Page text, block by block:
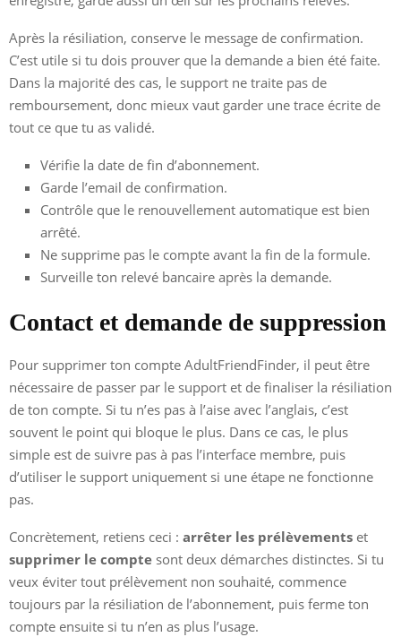
Après la résiliation, conserve le message de confirmation.
C’est utile si tu dois prouver que la demande a bien été faite.
Dans la majorité des cas, le support ne traite pas de
remboursement, donc mieux vaut garder une trace écrite de
tout ce que tu as validé.
Vérifie la date de fin d’abonnement.
Garde l’email de confirmation.
Contrôle que le renouvellement automatique est bien
arrêté.
Ne supprime pas le compte avant la fin de la formule.
Surveille ton relevé bancaire après la demande.
Contact et demande de suppression
Pour supprimer ton compte AdultFriendFinder, il peut être
nécessaire de passer par le support et de finaliser la résiliation
de ton compte. Si tu n’es pas à l’aise avec l’anglais, c’est
souvent le point qui bloque le plus. Dans ce cas, le plus
simple est de suivre pas à pas l’interface membre, puis
d’utiliser le support uniquement si une étape ne fonctionne
pas.
Concrètement, retiens ceci : arrêter les prélèvements et
supprimer le compte sont deux démarches distinctes. Si tu
veux éviter tout prélèvement non souhaité, commence
toujours par la résiliation de l’abonnement, puis ferme ton
compte ensuite si tu n’en as plus l’usage.